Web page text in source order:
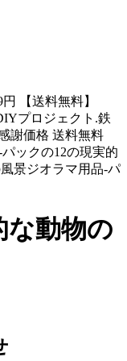
【送料無料】
プロジェクト.鉄
謝価格 送料無料
ックの12の現実的
景ジオラマ用品-パ
な動物の